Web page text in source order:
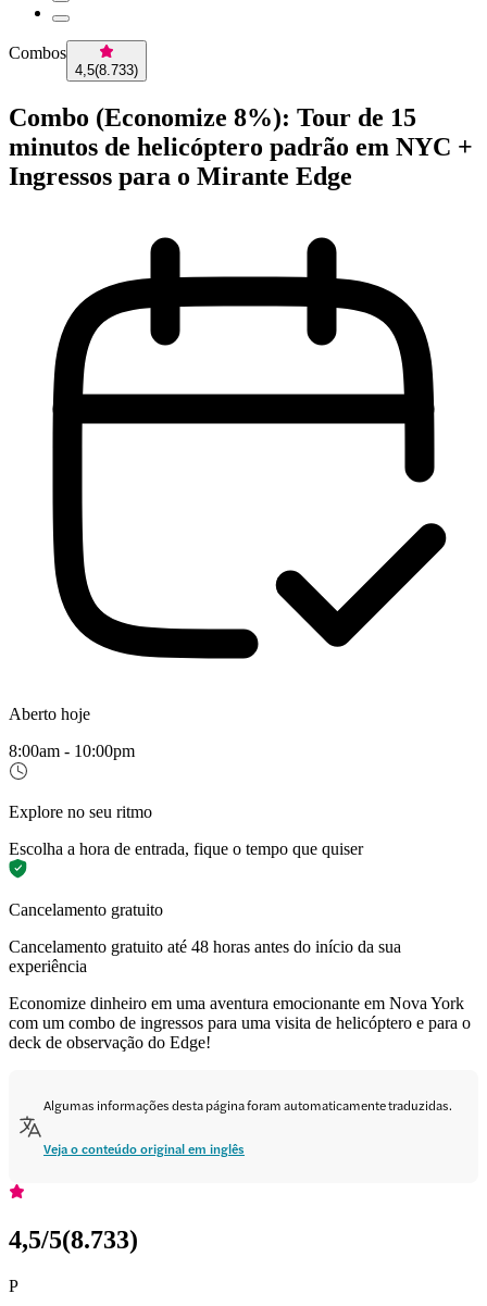
Combos
4,5(8.733)
Combo (Economize 8%): Tour de 15
minutos de helicóptero padrão em NYC +
Ingressos para o Mirante Edge
Aberto hoje
8:00am - 10:00pm
Explore no seu ritmo
Escolha a hora de entrada, fique o tempo que quiser
Cancelamento gratuito
Cancelamento gratuito até 48 horas antes do início da sua
experiência
Economize dinheiro em uma aventura emocionante em Nova York
com um combo de ingressos para uma visita de helicóptero e para o
deck de observação do Edge!
Algumas informações desta página foram automaticamente traduzidas.
Veja o conteúdo original em inglês
4,5/5(8.733)
P